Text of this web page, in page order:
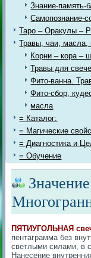
Знание-память-
Самопознание-
Таро – Оракулы –
Травы, чаи, масла,
Корни – кора –
Травы для
Фито-ванна.
Фито-сбор,
масла
= Каталог:
= Магические
= Диагностика и
= Обучение
ПЯТИУГОЛЬНАЯ
пентаграмма без
светлыми силами, в
Нанесение